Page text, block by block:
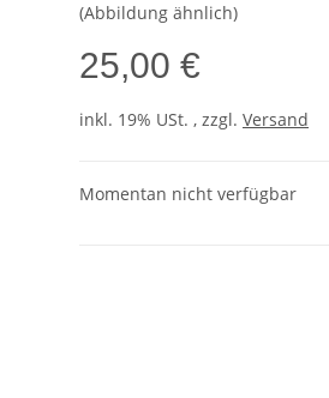
(Abbildung ähnlich)
25,00 €
inkl. 19% USt. , zzgl. Versand
Momentan nicht verfügbar